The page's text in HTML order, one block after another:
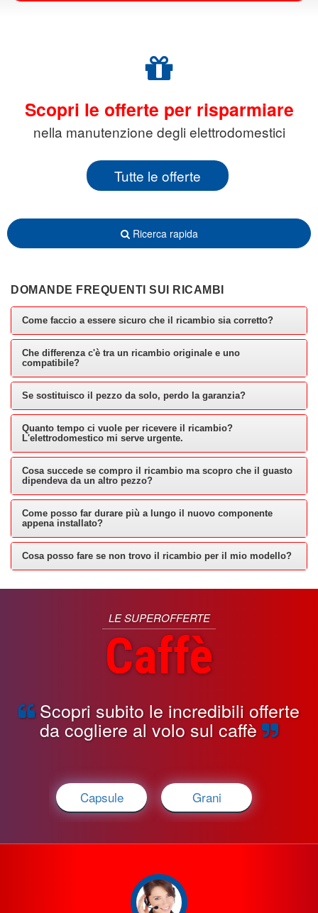
Scopri le offerte per risparmiare
nella manutenzione degli elettrodomestici
Tutte le offerte
Ricerca rapida
DOMANDE FREQUENTI SUI RICAMBI
Come faccio a essere sicuro che il ricambio sia corretto?
Che differenza c'è tra un ricambio originale e uno
compatibile?
Se sostituisco il pezzo da solo, perdo la garanzia?
Quanto tempo ci vuole per ricevere il ricambio?
L'elettrodomestico mi serve urgente.
Cosa succede se compro il ricambio ma scopro che il guasto
dipendeva da un altro pezzo?
Come posso far durare più a lungo il nuovo componente
appena installato?
Cosa posso fare se non trovo il ricambio per il mio modello?
LE SUPEROFFERTE
Caffè
Scopri subito le incredibili offerte
da cogliere al volo sul caffè
Capsule Grani